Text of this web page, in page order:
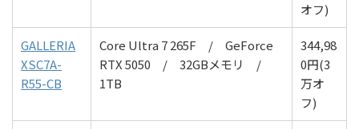
オフ)
GALLERIA
XSC7A-
R55-CB
Core Ultra 7 265F / GeForce
RTX 5050 / 32GBメモリ
/
1TB
344,98
0円(3
万オ
フ)